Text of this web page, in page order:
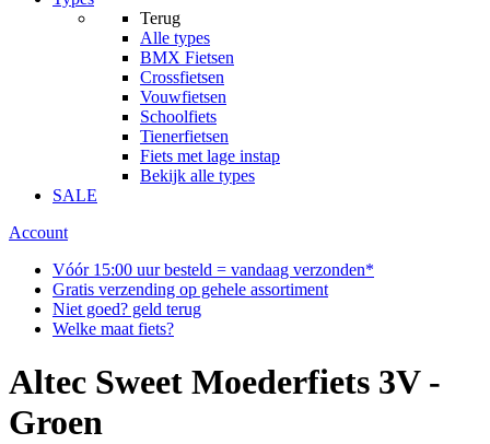
Terug
Alle types
BMX Fietsen
Crossfietsen
Vouwfietsen
Schoolfiets
Tienerfietsen
Fiets met lage instap
Bekijk alle types
SALE
Account
Vóór 15:00 uur besteld = vandaag verzonden*
Gratis verzending op gehele assortiment
Niet goed? geld terug
Welke maat fiets?
Altec Sweet Moederfiets 3V -
Groen